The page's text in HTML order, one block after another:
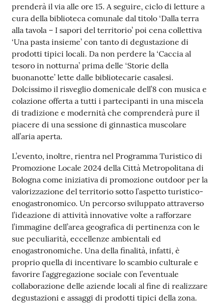
prenderà il via alle ore 15. A seguire, ciclo di letture a
cura della biblioteca comunale dal titolo ‘Dalla terra
alla tavola – I sapori del territorio’ poi cena collettiva
‘Una pasta insieme’ con tanto di degustazione di
prodotti tipici locali. Da non perdere la ‘Caccia al
tesoro in notturna’ prima delle ‘Storie della
buonanotte’ lette dalle bibliotecarie casalesi.
Dolcissimo il risveglio domenicale dell’8 con musica e
colazione offerta a tutti i partecipanti in una miscela
di tradizione e modernità che comprenderà pure il
piacere di una sessione di ginnastica muscolare
all’aria aperta.
L’evento, inoltre, rientra nel Programma Turistico di
Promozione Locale 2024 della Città Metropolitana di
Bologna come iniziativa di promozione outdoor per la
valorizzazione del territorio sotto l’aspetto turistico-
enogastronomico. Un percorso sviluppato attraverso
l’ideazione di attività innovative volte a rafforzare
l’immagine dell’area geografica di pertinenza con le
sue peculiarità, eccellenze ambientali ed
enogastronomiche. Una della finalità, infatti, è
proprio quella di incentivare lo scambio culturale e
favorire l’aggregazione sociale con l’eventuale
collaborazione delle aziende locali al fine di realizzare
degustazioni e assaggi di prodotti tipici della zona.